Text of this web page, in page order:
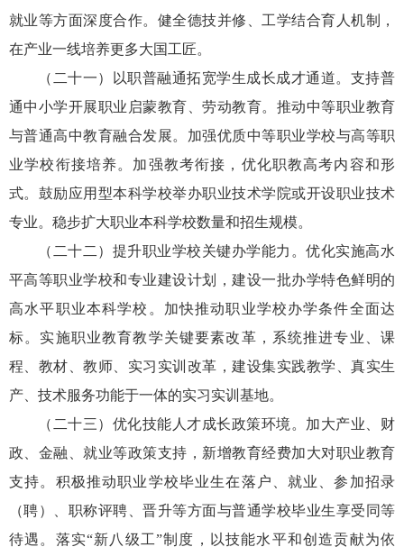
就业等方面深度合作。健全德技并修、工学结合育人机制，
在产业一线培养更多大国工匠。
（二十一）以职普融通拓宽学生成长成才通道。支持普
通中小学开展职业启蒙教育、劳动教育。推动中等职业教育
与普通高中教育融合发展。加强优质中等职业学校与高等职
业学校衔接培养。加强教考衔接，优化职教高考内容和形
式。鼓励应用型本科学校举办职业技术学院或开设职业技术
专业。稳步扩大职业本科学校数量和招生规模。
（二十二）提升职业学校关键办学能力。优化实施高水
平高等职业学校和专业建设计划，建设一批办学特色鲜明的
高水平职业本科学校。加快推动职业学校办学条件全面达
标。实施职业教育教学关键要素改革，系统推进专业、课
程、教材、教师、实习实训改革，建设集实践教学、真实生
产、技术服务功能于一体的实习实训基地。
（二十三）优化技能人才成长政策环境。加大产业、财
政、金融、就业等政策支持，新增教育经费加大对职业教育
支持。积极推动职业学校毕业生在落户、就业、参加招录
（聘）、职称评聘、晋升等方面与普通学校毕业生享受同等
待遇。落实“新八级工”制度，以技能水平和创造贡献为依